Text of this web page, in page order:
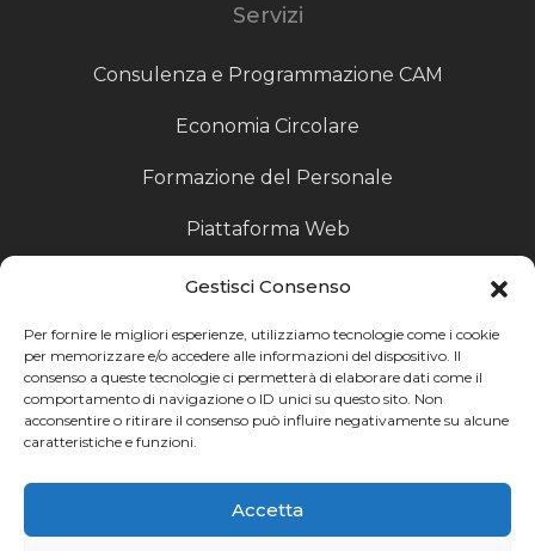
Gestisci Consenso
Per fornire le migliori esperienze, utilizziamo tecnologie come i cookie
per memorizzare e/o accedere alle informazioni del dispositivo. Il
consenso a queste tecnologie ci permetterà di elaborare dati come il
comportamento di navigazione o ID unici su questo sito. Non
acconsentire o ritirare il consenso può influire negativamente su alcune
caratteristiche e funzioni.
Accetta
Servizi
Consulenza e Programmazione CAM
Economia Circolare
Formazione del Personale
Piattaforma Web
Scouting fornitori
Produzione Particolari
Raccoglitori di Fine Linea
Ricerca
Ricerca avanzata
Catalogo fornitori